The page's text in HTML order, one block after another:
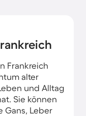
Frankreich
alter
und Alltag
Sie können
Gans, Leber